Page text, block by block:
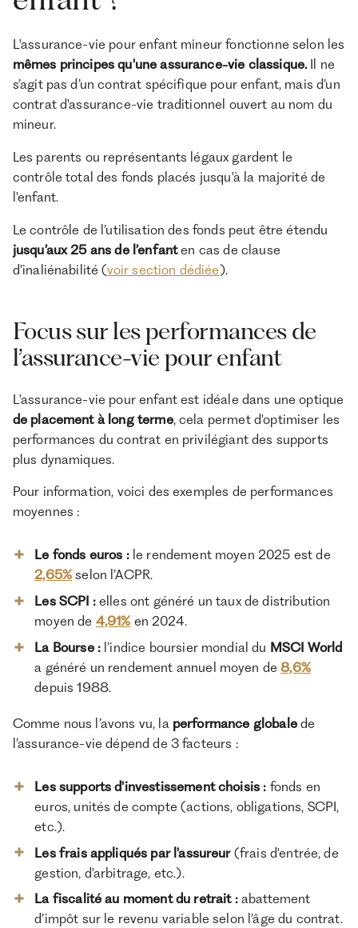
L'assurance-vie pour enfant mineur fonctionne selon les
mêmes principes qu'une assurance-vie classique. Il ne
s’agit pas d’un contrat spécifique pour enfant, mais d’un
contrat d'assurance-vie traditionnel ouvert au nom du
mineur.
Les parents ou représentants légaux gardent le
contrôle total des fonds placés jusqu'à la majorité de
l'enfant.
Le contrôle de l’utilisation des fonds peut être étendu
jusqu’aux 25 ans de l’enfanten cas de clause
d'inaliénabilité (voir section dédiée).
Focus sur les performances de
l’assurance-vie pour enfant
L'assurance-vie pour enfant est idéale dans une optique
de placement à long terme, cela permet d'optimiser les
performances du contrat en privilégiant des supports
plus dynamiques.
Pour information, voici des exemples de performances
moyennes :
Le fonds euros : le rendement moyen 2025 est de
2,65% selon l’ACPR.
Les SCPI : elles ont généré un taux de distribution
moyen de 4,91% en 2024.
La Bourse : l’indice boursier mondial du MSCI World
a généré un rendement annuel moyen de8,6%
depuis 1988.
Comme nous l’avons vu, la performance globalede
l’assurance-vie dépend de 3 facteurs :
Les supports d'investissement choisis : fonds en
euros, unités de compte (actions, obligations, SCPI,
etc.).
Les frais appliqués par l'assureur(frais d'entrée, de
gestion, d'arbitrage, etc.).
La fiscalité au moment du retrait :abattement
d’impôt sur le revenu variable selon l’âge du contrat.